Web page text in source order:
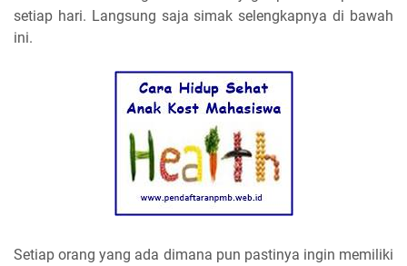
setiap hari. Langsung saja simak selengkapnya di bawah
ini.
Setiap orang yang ada dimana pun pastinya ingin memiliki